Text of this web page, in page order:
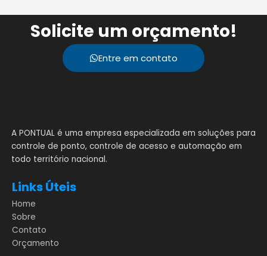
Solicite um orçamento!
Entre em contato
A PONTUAL é uma empresa especializada em soluções para
controle de ponto, controle de acesso e automação em
todo território nacional.
Links Úteis
Home
Sobre
Contato
Orçamento